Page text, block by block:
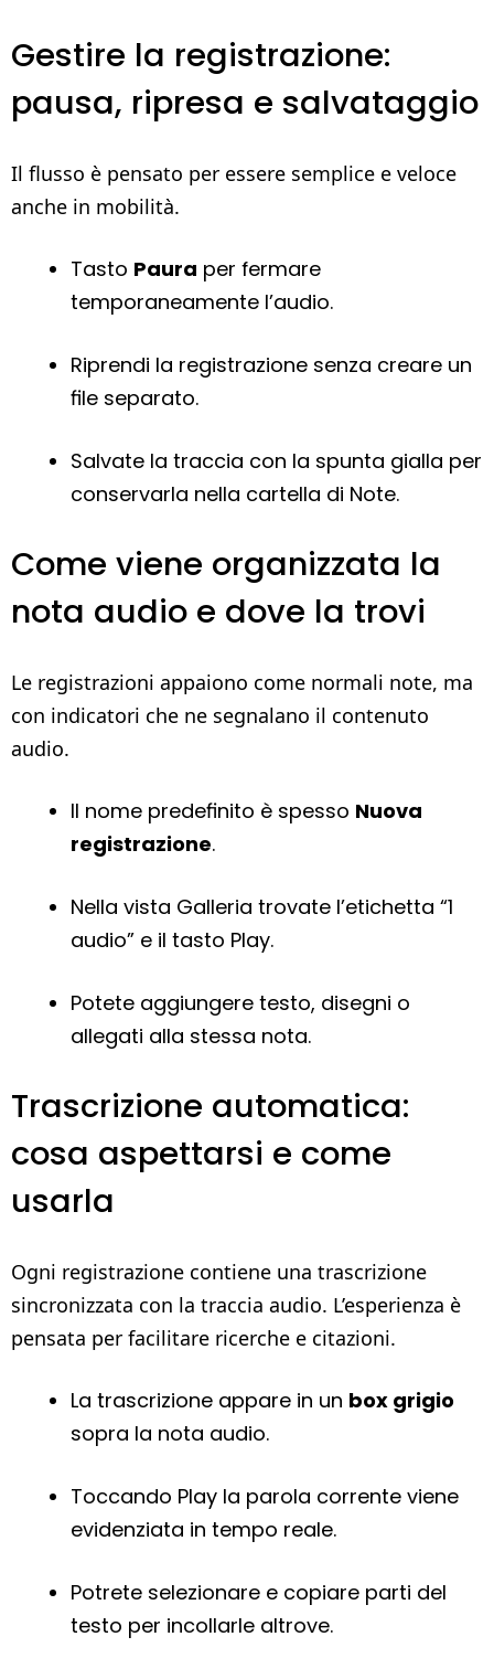
Gestire la registrazione:
pausa, ripresa e salvataggio
Il flusso è pensato per essere semplice e veloce
anche in mobilità.
Tasto Paura per fermare
temporaneamente l’audio.
Riprendi la registrazione senza creare un
file separato.
Salvate la traccia con la spunta gialla per
conservarla nella cartella di Note.
Come viene organizzata la
nota audio e dove la trovi
Le registrazioni appaiono come normali note, ma
con indicatori che ne segnalano il contenuto
audio.
Il nome predefinito è spesso Nuova
registrazione.
Nella vista Galleria trovate l’etichetta “1
audio” e il tasto Play.
Potete aggiungere testo, disegni o
allegati alla stessa nota.
Trascrizione automatica:
cosa aspettarsi e come
usarla
Ogni registrazione contiene una trascrizione
sincronizzata con la traccia audio. L’esperienza è
pensata per facilitare ricerche e citazioni.
La trascrizione appare in un box grigio
sopra la nota audio.
Toccando Play la parola corrente viene
evidenziata in tempo reale.
Potrete selezionare e copiare parti del
testo per incollarle altrove.